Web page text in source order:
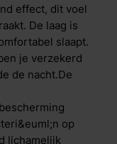
effect, dit voel
De laag is
slaapt.
je verzekerd
de nacht.De
op
lichamelijk